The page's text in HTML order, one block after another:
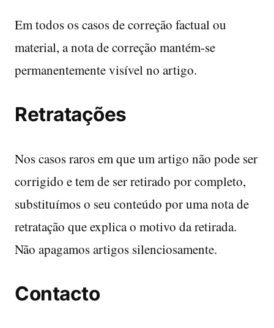
Em todos os casos de correção factual ou
material, a nota de correção mantém-se
permanentemente visível no artigo.
Retratações
Nos casos raros em que um artigo não pode ser
corrigido e tem de ser retirado por completo,
substituímos o seu conteúdo por uma nota de
retratação que explica o motivo da retirada.
Não apagamos artigos silenciosamente.
Contacto